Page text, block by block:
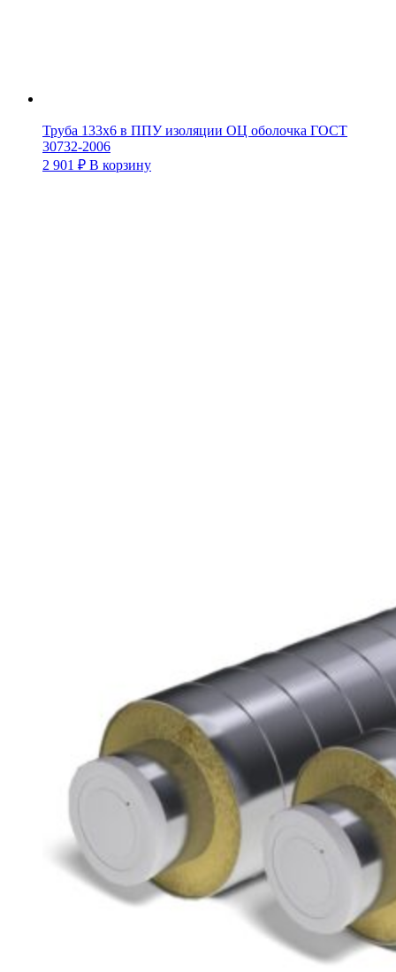
Труба 133х6 в ППУ изоляции ОЦ оболочка ГОСТ
30732-2006
2 901 ₽ В корзину